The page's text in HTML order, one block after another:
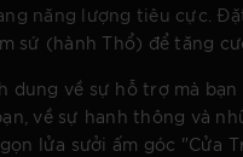
năng lượng tiêu cực.
sứ (hành Thổ) để tăng
về sự hỗ trợ mà
về sự hanh thông và
lửa sưởi ấm góc "Cửa